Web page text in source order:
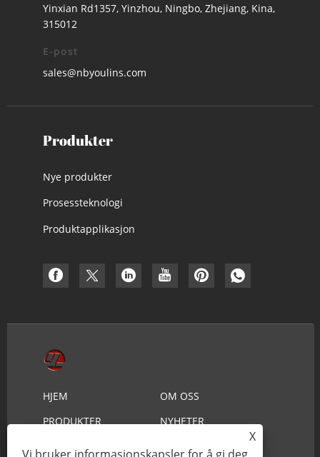
Yinxian Rd1357, Yinzhou, Ningbo, Zhejiang, Kina,
315012
E-post
sales@nbyoulins.com
Produkter
Nye produkter
Prosessteknologi
Produktapplikasjon
HJEM
OM OSS
PRODUKTER
NYHETER
NEDLASTING
SEND FORESPØRSEL
X